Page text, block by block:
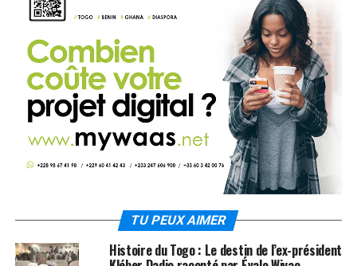
TU PEUX AIMER
Histoire du Togo : Le destin de l’ex-président